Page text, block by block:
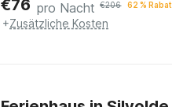
€76 pro Nacht €206 62 %
+Zusätzliche Kosten